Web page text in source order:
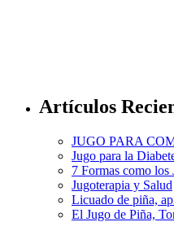
Artículos
JUGO PARA
Jugo para la
7 Formas como los
Jugoterapia y Salud
Licuado de piña,
El Jugo de Piña,